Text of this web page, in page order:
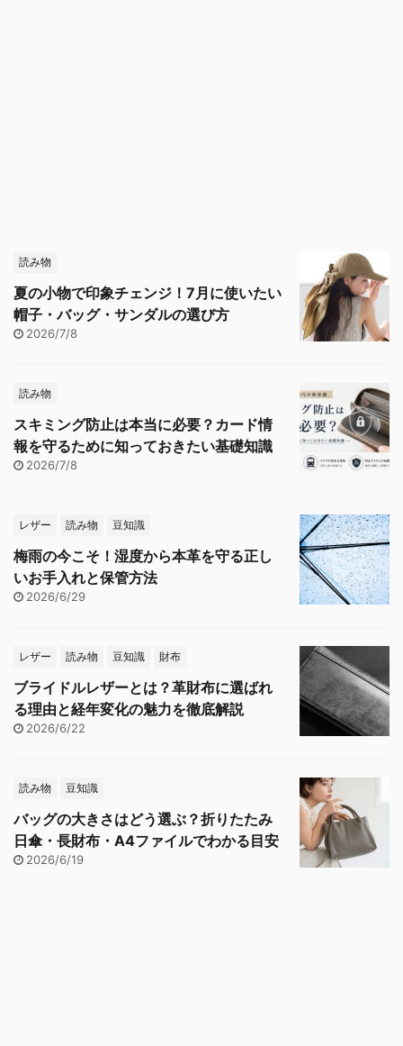
読み物
夏の小物で印象チェンジ！7月に使いたい
帽子・バッグ・サンダルの選び方
2026/7/8
読み物
スキミング防止は本当に必要？カード情
報を守るために知っておきたい基礎知識
2026/7/8
レザー 読み物 豆知識
梅雨の今こそ！湿度から本革を守る正し
いお手入れと保管方法
2026/6/29
レザー 読み物 豆知識 財布
ブライドルレザーとは？革財布に選ばれ
る理由と経年変化の魅力を徹底解説
2026/6/22
読み物 豆知識
バッグの大きさはどう選ぶ？折りたたみ
日傘・長財布・A4ファイルでわかる目安
2026/6/19